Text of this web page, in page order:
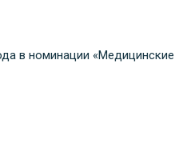
в номинации «Медицинские